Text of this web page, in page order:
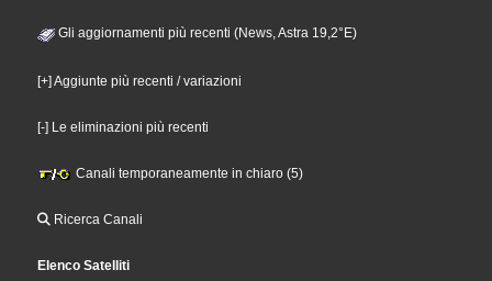
Gli aggiornamenti più recenti (News, Astra 19,2°E)
[+] Aggiunte più recenti / variazioni
[-] Le eliminazioni più recenti
Canali temporaneamente in chiaro (5)
Ricerca Canali
Elenco Satelliti